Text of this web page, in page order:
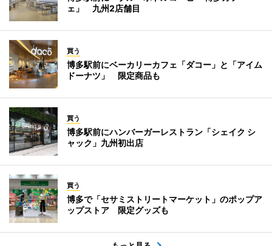
ェ」 九州2店舗目
買う
博多駅前にベーカリーカフェ「ダコー」と「アイム
ドーナツ」 限定商品も
買う
博多駅前にハンバーガーレストラン「シェイク シ
ャック」九州初出店
買う
博多で「セサミストリートマーケット」のポップア
ップストア 限定グッズも